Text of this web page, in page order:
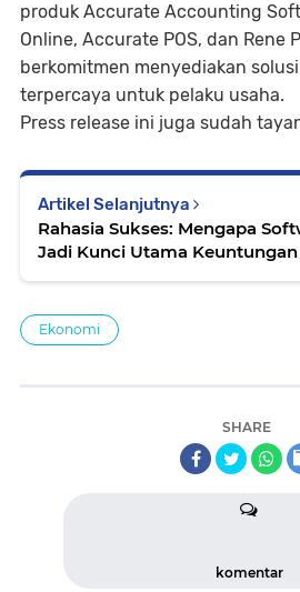
produk Accurate Accounting
Online, Accurate POS, dan Rene
berkomitmen menyediakan
terpercaya untuk pelaku usaha.
Press release ini juga sudah
Artikel Selanjutnya
Rahasia Sukses: Mengapa
Jadi Kunci Utama
Ekonomi
SHARE
komentar